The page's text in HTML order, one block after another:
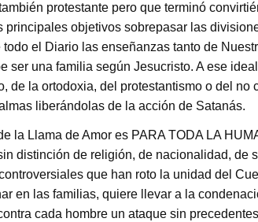
protestante pero que terminó
principales objetivos sobrepasar las
todo el Diario las enseñanzas tanto de
ser una familia según Jesucristo. A ese
de la ortodoxia, del protestantismo o del
liberándolas de la acción de Satanás.
la Llama de Amor es PARA TODA LA
distinción de religión, de nacionalidad, de
que han roto la unidad del
en las familias, quiere llevar a la
cada hombre un ataque sin